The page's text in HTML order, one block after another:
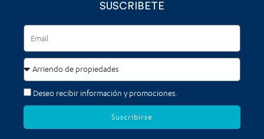
SUSCRIBETE
Deseo recibir información y promociones.
Suscribirse